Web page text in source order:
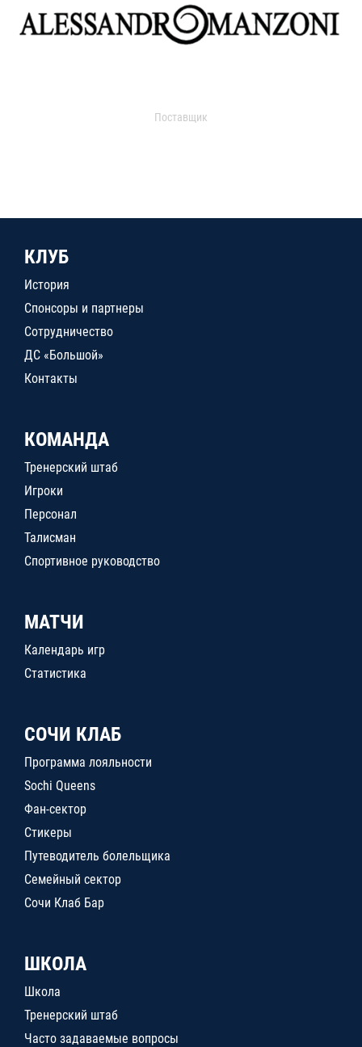
Поставщик
КЛУБ
История
Спонсоры и партнеры
Сотрудничество
ДС «Большой»
Контакты
КОМАНДА
Тренерский штаб
Игроки
Персонал
Талисман
Спортивное руководство
МАТЧИ
Календарь игр
Статистика
СОЧИ КЛАБ
Программа лояльности
Sochi Queens
Фан-сектор
Стикеры
Путеводитель болельщика
Семейный сектор
Сочи Клаб Бар
ШКОЛА
Школа
Тренерский штаб
Часто задаваемые вопросы